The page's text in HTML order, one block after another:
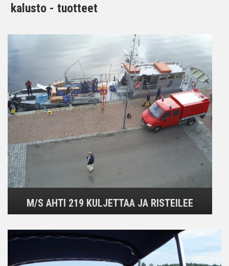
kalusto - tuotteet
M/S AHTI 219 KULJETTAA JA RISTEILEE